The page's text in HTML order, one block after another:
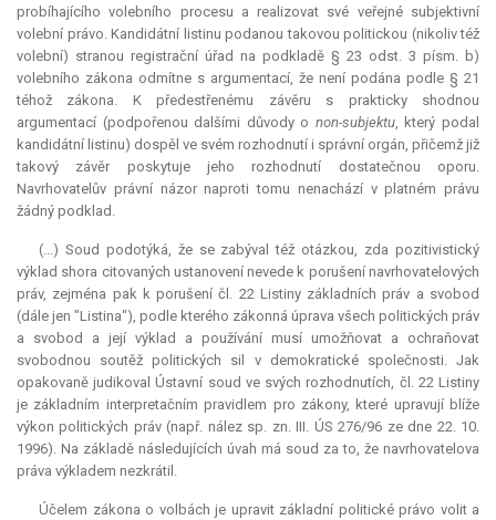
probíhajícího volebního procesu a realizovat své veřejné subjektivní
volební právo. Kandidátní listinu podanou takovou politickou (nikoliv též
volební) stranou registrační úřad na podkladě § 23 odst. 3 písm. b)
volebního zákona odmítne s argumentací, že není podána podle § 21
téhož zákona. K předestřenému závěru s prakticky shodnou
argumentací (podpořenou dalšími důvody o non-subjektu, který podal
kandidátní listinu) dospěl ve svém rozhodnutí i správní orgán, přičemž již
takový závěr poskytuje jeho rozhodnutí dostatečnou oporu.
Navrhovatelův právní názor naproti tomu nenachází v platném právu
žádný podklad.
(...) Soud podotýká, že se zabýval též otázkou, zda pozitivistický
výklad shora citovaných ustanovení nevede k porušení navrhovatelových
práv, zejména pak k porušení čl. 22 Listiny základních práv a svobod
(dále jen "Listina"), podle kterého zákonná úprava všech politických práv
a svobod a její výklad a používání musí umožňovat a ochraňovat
svobodnou soutěž politických sil v demokratické společnosti. Jak
opakovaně judikoval Ústavní soud ve svých rozhodnutích, čl. 22 Listiny
je základním interpretačním pravidlem pro zákony, které upravují blíže
výkon politických práv (např. nález sp. zn. III. ÚS 276/96 ze dne 22. 10.
1996). Na základě následujících úvah má soud za to, že navrhovatelova
práva výkladem nezkrátil.
Účelem zákona o volbách je upravit základní politické právo volit a